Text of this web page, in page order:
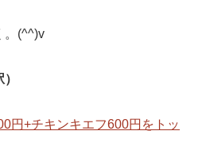
。(^^)v
円+チキンキエフ600円をトッ